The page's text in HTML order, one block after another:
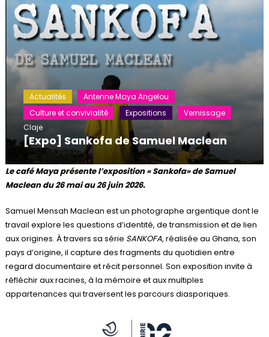
Actualités
Antenne Maya Angelou
Culture et convivialité
Expositions
Vernissage
Claje
[Expo] Sankofa de Samuel Maclean
Le café Maya présente l’exposition « Sankofa» de Samuel
Maclean du 26 mai au 26 juin 2026.
Samuel Mensah Maclean est un photographe argentique dont le
travail explore les questions d’identité, de transmission et de lien
aux origines. À travers sa série SANKOFA, réalisée au Ghana, son
pays d’origine, il capture des fragments du quotidien entre
regard documentaire et récit personnel. Son exposition invite à
réfléchir aux racines, à la mémoire et aux multiples
appartenances qui traversent les parcours diasporiques.